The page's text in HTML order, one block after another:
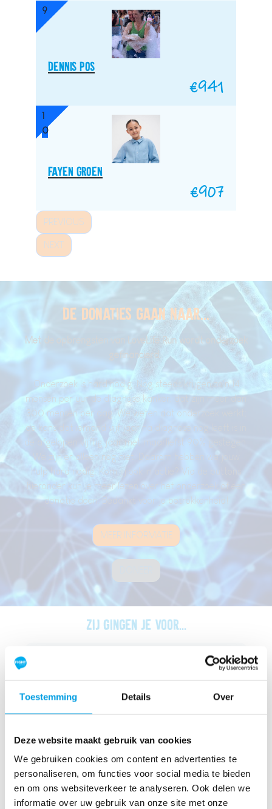
Toestemming Details Over
Deze website maakt gebruik van cookies
We gebruiken cookies om content en advertenties te
personaliseren, om functies voor social media te bieden
en om ons websiteverkeer te analyseren. Ook delen we
informatie over uw gebruik van onze site met onze
9
Dennis Pos
€941
1
0
Fayen Groen
€907
PREVIOUS
NEXT
De donaties gaan naar...
Met de opbrengsten van LoveLife Run wordt onderzoek
gefinancierd
Onderzoek is hard nodig. Nog steeds krijgen zo'n 14
mensen per uur de diagnose kanker, dat zijn meer dan
300 mensen per dag. We weten dat onderzoek werkt;
de kans dat iemand vijf jaar na diagnose nog leeft is in
de afgelopen vijftig jaar met maarliefst 90% gestegen.
We zijn er alleen nog niet. Daarom hebben we jouw
hulp hard nodig. Kom jij ook in actie? Via de buttons
hieronder kun je meer lezen over het onderzoek of een
donatie doen. Bedankt voor je betrokkenheid!
MEER INFORMATIE
Zij gingen je voor...
ziekenhuis mee te doen aan een
LoveLife Run doe je iets met z’n
trainen, en daar krijg je energie
van. Perfecte teambuilding, dus, en
belangrijk voor kankeronderzoek!